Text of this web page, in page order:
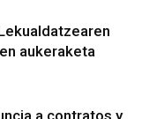
aukeraketa